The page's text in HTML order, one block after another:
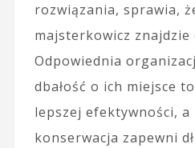
rozwiązania, sprawia,
majsterkowicz znajdzie
Odpowiednia
dbałość o ich miejsce
lepszej efektywności,
konserwacja zapewni